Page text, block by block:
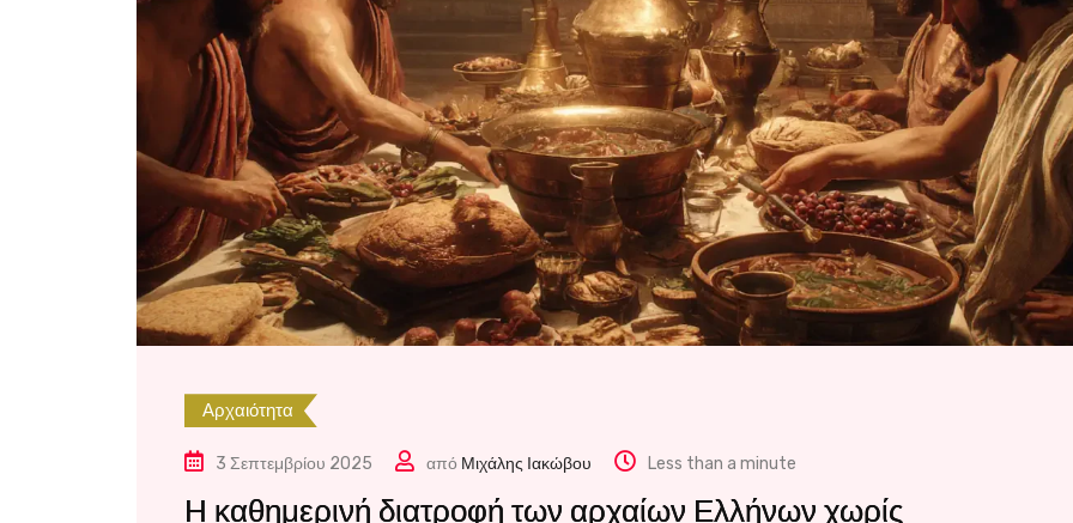
Αρχαιότητα
3 Σεπτεμβρίου 2025 από Μιχάλης Ιακώβου Less than a minute
Η καθημερινή διατροφή των αρχαίων Ελλήνων χωρίς